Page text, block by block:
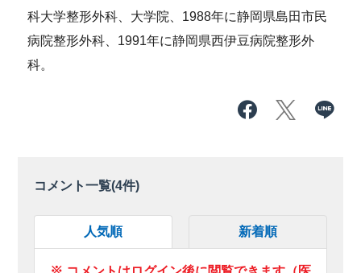
科大学整形外科、大学院、1988年に静岡県島田市民
病院整形外科、1991年に静岡県西伊豆病院整形外
科。
コメント一覧(4件)
人気順 新着順